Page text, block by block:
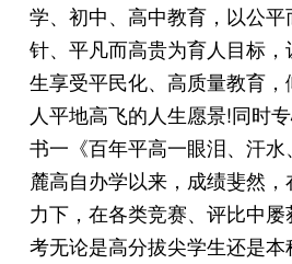
学、初中、高中教育，以公
针、平凡而高贵为育人目标
生享受平民化、高质量教育
人平地高飞的人生愿景!同时
书一《百年平高一眼泪、汗水
麓高自办学以来，成绩斐然
力下，在各类竞赛、评比中
考无论是高分拔尖学生还是